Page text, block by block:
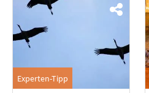
Experten-Tipp